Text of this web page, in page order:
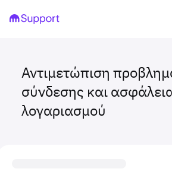
Αντιμετώπιση
σύνδεσης και
λογαριασμού